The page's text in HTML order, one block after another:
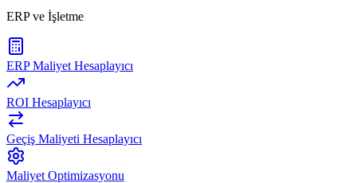
ERP ve İşletme
ERP Maliyet Hesaplayıcı
ROI Hesaplayıcı
Geçiş Maliyeti Hesaplayıcı
Maliyet Optimizasyonu